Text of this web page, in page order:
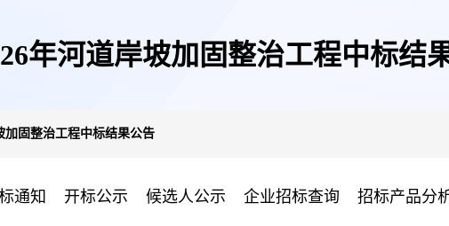
年河道岸坡加固整治工程中标结
加固整治工程中标结果公告
通知 开标公示 候选人公示 企业招标查询 招标产品分